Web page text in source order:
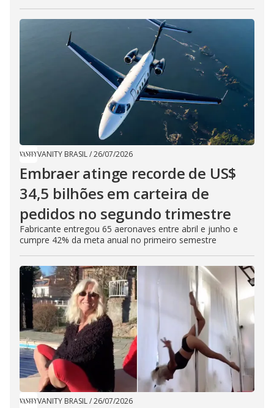
VANITY BRASIL/26/07/2026
Embraer atinge recorde de US$
34,5 bilhões em carteira de
pedidos no segundo trimestre
Fabricante entregou 65 aeronaves entre abril e junho e
cumpre 42% da meta anual no primeiro semestre
VANITY BRASIL/26/07/2026